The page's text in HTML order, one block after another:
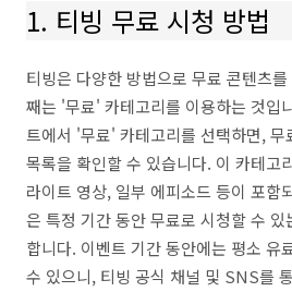
1. 티빙 무료 시청 방법
티빙은 다양한 방법으로 무료 콘텐츠
째는 '무료' 카테고리를 이용하는 것입
트에서 '무료' 카테고리를 선택하면, 무
목록을 확인할 수 있습니다. 이 카테고
라이트 영상, 일부 에피소드 등이 포함
은 특정 기간 동안 무료로 시청할 수
합니다. 이벤트 기간 동안에는 평소 유
수 있으니, 티빙 공식 채널 및 SNS를